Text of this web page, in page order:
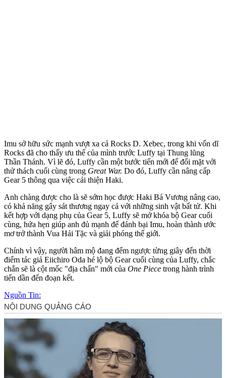
Imu sở hữu sức mạnh vượt xa cả Rocks D. Xebec, trong khi vốn dĩ
Rocks đã cho thấy ưu thế của mình trước Luffy tại Thung lũng
Thần Thánh. Vì lẽ đó, Luffy cần một bước tiến mới để đối mặt với
thử thách cuối cùng trong Great War. Do đó, Luffy cần nâng cấp
Gear 5 thông qua việc cải thiện Haki.
Anh chàng được cho là sẽ sớm học được Haki Bá Vương nâng cao,
có khả năng gây sát thương ngay cả với những sinh vật bất tử. Khi
kết hợp với dạng phụ của Gear 5, Luffy sẽ mở khóa bộ Gear cuối
cùng, hứa hẹn giúp anh đủ mạnh để đánh bại Imu, hoàn thành ước
mơ trở thành Vua Hải Tặc và giải phóng thế giới.
Chính vì vậy, người hâm mộ đang đếm ngược từng giây đến thời
điểm tác giả Eiichiro Oda hé lộ bộ Gear cuối cùng của Luffy, chắc
chắn sẽ là cột mốc "địa chấn" mới của One Piece trong hành trình
tiến dần đến đoạn kết.
Nguồn Tin: